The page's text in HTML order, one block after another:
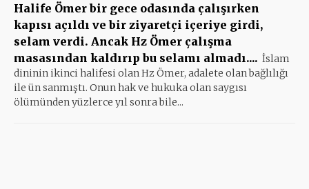
Halife Ömer bir gece odasında çalışırken
kapısı açıldı ve bir ziyaretçi içeriye girdi,
selam verdi. Ancak Hz Ömer çalışma
masasından kaldırıp bu selamı almadı.... İslam
dininin ikinci halifesi olan Hz Ömer, adalete olan bağlılığı
ile ün sanmıştı. Onun hak ve hukuka olan saygısı
ölümünden yüzlerce yıl sonra bile...